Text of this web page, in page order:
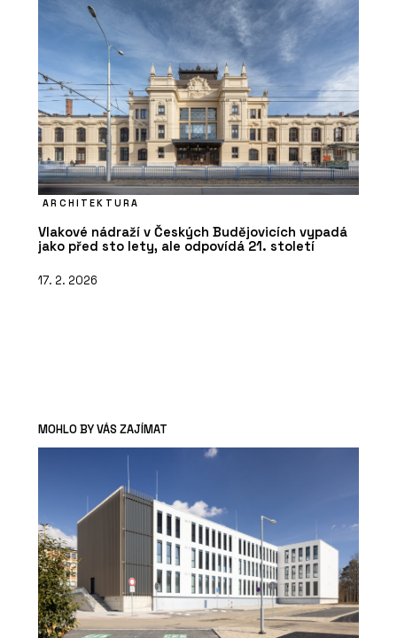
ARCHITEKTURA
Vlakové nádraží v Českých Budějovicích vypadá
jako před sto lety, ale odpovídá 21. století
17. 2. 2026
MOHLO BY VÁS ZAJÍMAT